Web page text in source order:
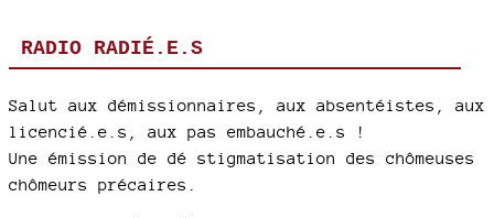
RADIO RADIÉ.E.S
Salut aux démissionnaires, aux absentéistes, aux
licencié.e.s, aux pas embauché.e.s !
Une émission de dé stigmatisation des chômeuses
chômeurs précaires.